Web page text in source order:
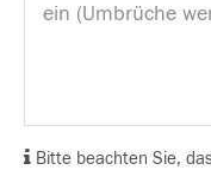
Bitte beachten Sie,